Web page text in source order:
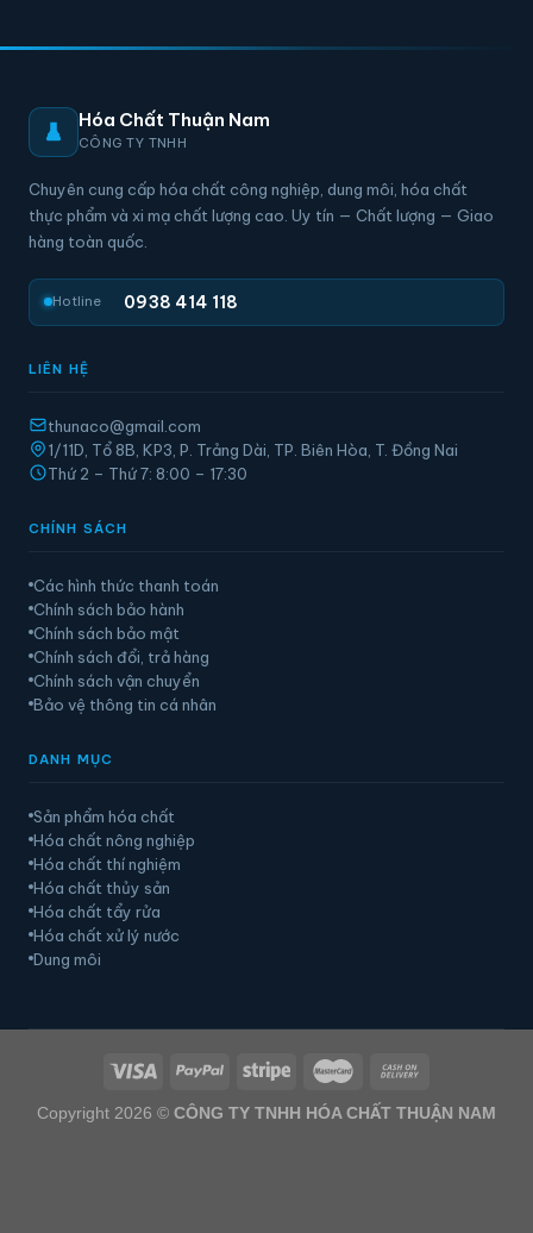
Hóa Chất Thuận Nam
CÔNG TY TNHH
Chuyên cung cấp hóa chất công nghiệp, dung môi, hóa chất
thực phẩm và xi mạ chất lượng cao. Uy tín — Chất lượng — Giao
hàng toàn quốc.
Hotline 0938 414 118
LIÊN HỆ
thunaco@gmail.com
1/11D, Tổ 8B, KP3, P. Trảng Dài, TP. Biên Hòa, T. Đồng Nai
Thứ 2 – Thứ 7: 8:00 – 17:30
CHÍNH SÁCH
Các hình thức thanh toán
Chính sách bảo hành
Chính sách bảo mật
Chính sách đổi, trả hàng
Chính sách vận chuyển
Bảo vệ thông tin cá nhân
DANH MỤC
Sản phẩm hóa chất
Hóa chất nông nghiệp
Hóa chất thí nghiệm
Hóa chất thủy sản
Hóa chất tẩy rửa
Hóa chất xử lý nước
Dung môi
Copyright 2026 © CÔNG TY TNHH HÓA CHẤT THUẬN NAM